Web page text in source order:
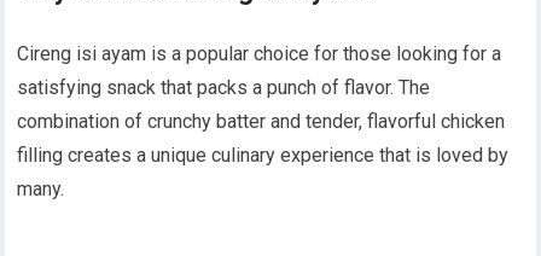
Cireng isi ayam is a popular choice for those looking for a
satisfying snack that packs a punch of flavor. The
combination of crunchy batter and tender, flavorful chicken
filling creates a unique culinary experience that is loved by
many.